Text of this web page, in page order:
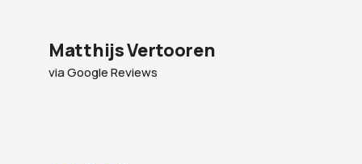
Matthijs Vertooren
via Google Reviews